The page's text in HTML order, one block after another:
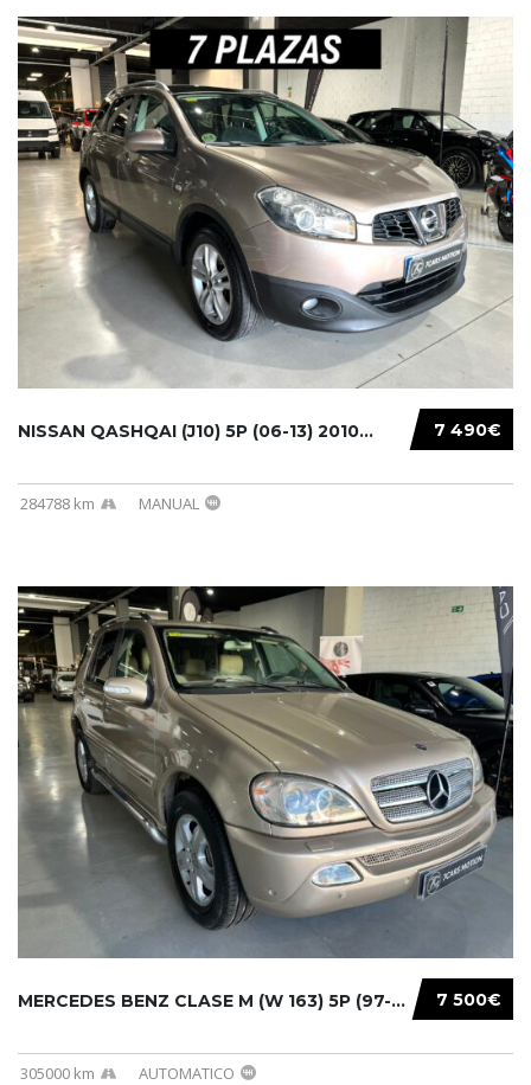
7 490€
NISSAN QASHQAI (J10) 5P (06-13) 2010...
284788 km MANUAL
7 500€
MERCEDES BENZ CLASE M (W 163) 5P (97-05) 200...
305000 km AUTOMATICO